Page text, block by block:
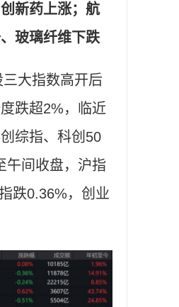
新药上涨；航
玻璃纤维下跌
大指数高开后
跌超2%，临近
综指、科创50
午间收盘，沪指
跌0.36%，创业